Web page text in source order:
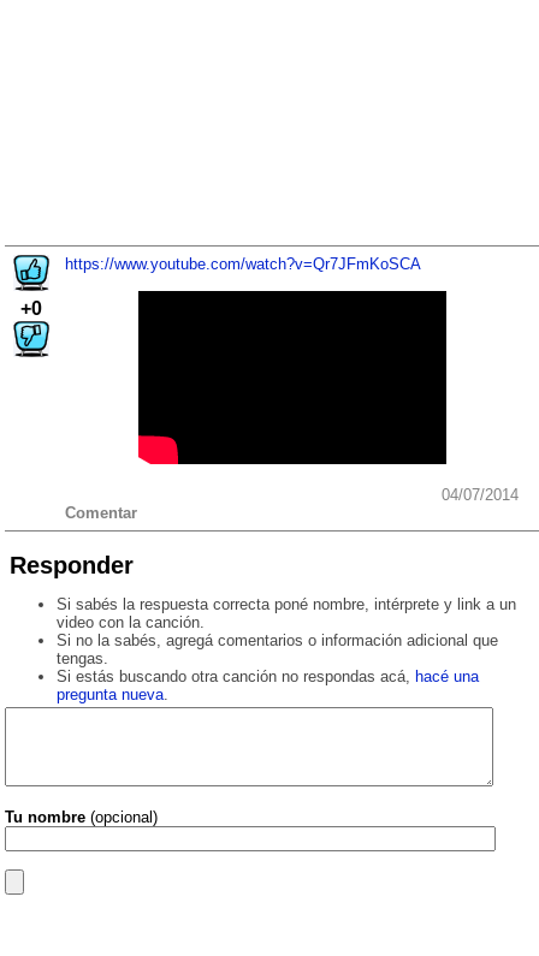
+0
https://www.youtube.com/watch?v=Qr7JFmKoSCA
04/07/2014
Comentar
Responder
Si sabés la respuesta correcta poné nombre, intérprete y link a un
video con la canción.
Si no la sabés, agregá comentarios o información adicional que
tengas.
Si estás buscando otra canción no respondas acá, hacé una
pregunta nueva.
Tu nombre (opcional)